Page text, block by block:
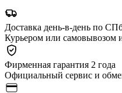
Доставка день-в-день по
Курьером или самовывозом
Фирменная гарантия 2 года
Официальный сервис и